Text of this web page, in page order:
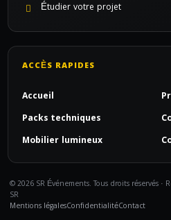
Étudier votre projet
ACCÈS RAPIDES
Accueil
Packs techniques
Mobilier lumineux
© 2026 SR Événements. Tous droits réservés
SR
Mentions légalesConfidentialitéContact